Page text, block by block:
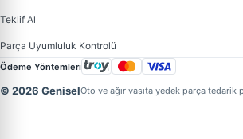
Teklif Al
Parça Uyumluluk Kontrolü
Ödeme Yöntemleri
© 2026 GeniselOto ve ağır vasıta yedek parça tedarik